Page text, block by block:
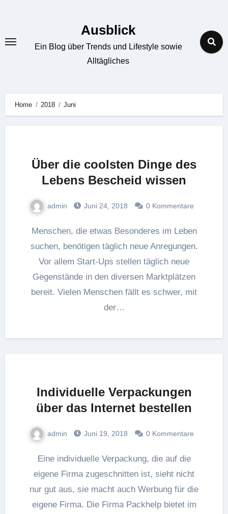
Ausblick
Ein Blog über Trends und Lifestyle sowie
Alltägliches
Home 2018 Juni
Über die coolsten Dinge des
Lebens Bescheid wissen
admin Juni 24, 2018 0 Kommentare
Menschen, die etwas Besonderes im Leben
suchen, benötigen täglich neue Anregungen.
Vor allem Start-Ups stellen täglich neue
Gegenstände in den diversen Marktplätzen
bereit. Vielen Menschen fällt es schwer, mit
der…
Individuelle Verpackungen
über das Internet bestellen
admin Juni 19, 2018 0 Kommentare
Eine individuelle Verpackung, die auf die
eigene Firma zugeschnitten ist, sieht nicht
nur gut aus, sie macht auch Werbung für die
eigene Firma. Die Firma Packhelp bietet im